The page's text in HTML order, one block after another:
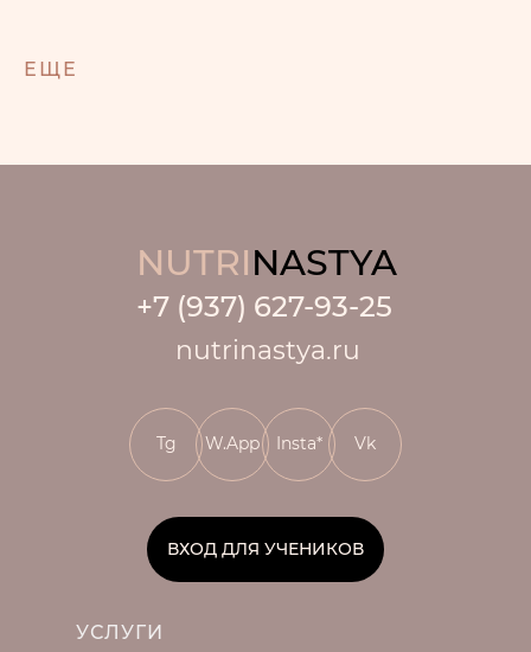
ЕЩЕ
УСЛУГИ
ВХОД ДЛЯ УЧЕНИКОВ
NUTRINASTYA
+7 (937) 627-93-25
nutrinastya.ru
Tg W.App Insta* Vk